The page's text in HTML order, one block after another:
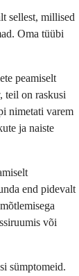
sellest, millised
Oma tüübi
peamiselt
teil on raskusi
nimetati varem
ja naiste
end pidevalt
või
sümptomeid.